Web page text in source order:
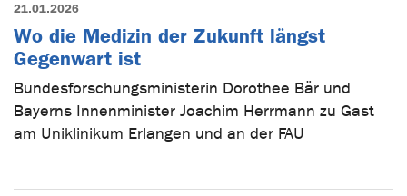
21.01.2026
Wo die Medizin der Zukunft längst
Gegenwart ist
Bundesforschungsministerin Dorothee Bär und
Bayerns Innenminister Joachim Herrmann zu Gast
am Uniklinikum Erlangen und an der FAU